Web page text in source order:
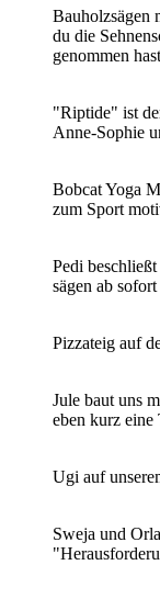
Bauholzsägen
du die
genommen
"Riptide" ist
Anne-Sophie
Bobcat Yoga
zum Sport
Pedi
sägen ab
Pizzateig auf
Jule baut uns
eben kurz eine
Ugi auf
Sweja und